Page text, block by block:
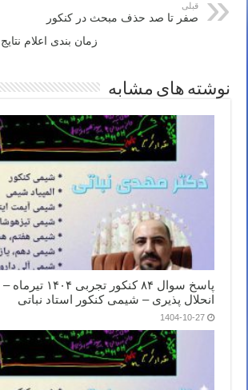
قبلی
صفر تا صد حذف مبحث در کنکور
زمان بندی اعلام
نوشته های مشابه
پاسخ سوال ۸۴
انحلال پذیری – شیمی کنکور استاد نباتی
1404-10-27